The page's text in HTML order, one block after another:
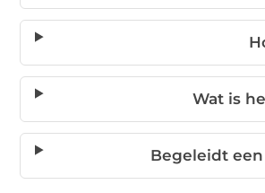
Wat is
Begeleidt